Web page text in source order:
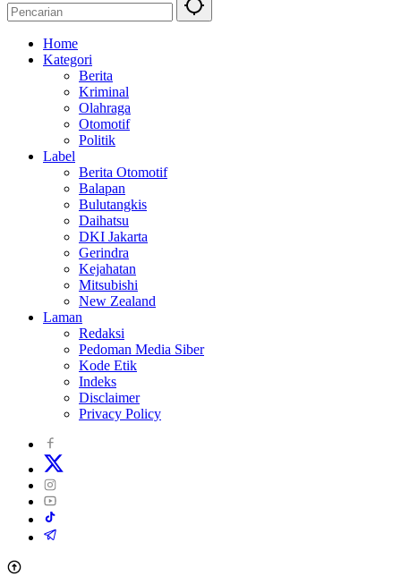
Home
Kategori
Berita
Kriminal
Olahraga
Otomotif
Politik
Label
Berita Otomotif
Balapan
Bulutangkis
Daihatsu
DKI Jakarta
Gerindra
Kejahatan
Mitsubishi
New Zealand
Laman
Redaksi
Pedoman Media Siber
Kode Etik
Indeks
Disclaimer
Privacy Policy